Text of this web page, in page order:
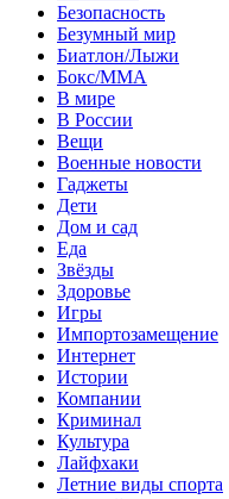
Безопасность
Безумный мир
Биатлон/Лыжи
Бокс/MMA
В мире
В России
Вещи
Военные новости
Гаджеты
Дети
Дом и сад
Еда
Звёзды
Здоровье
Игры
Импортозамещение
Интернет
Истории
Компании
Криминал
Культура
Лайфхаки
Летние виды спорта